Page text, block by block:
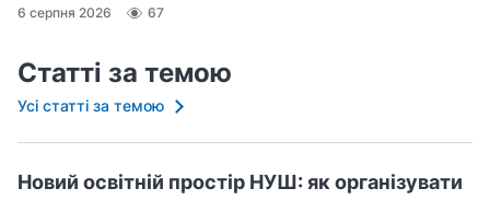
6 серпня 2026 67
Статті за темою
Усі статті за темою
Новий освітній простір НУШ: як організувати